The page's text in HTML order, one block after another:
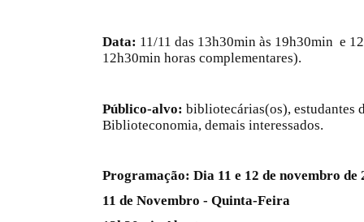
Data: 11/11 das 13h30min às 19h30min e
12h30min horas complementares).
Público-alvo: bibliotecárias(os), estudantes
Biblioteconomia, demais interessados.
Programação: Dia 11 e 12 de novembro de
11 de Novembro - Quinta-Feira